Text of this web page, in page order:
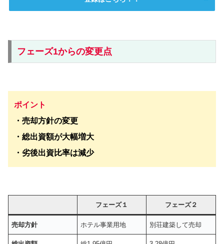
フェーズ1からの変更点
ポイント
・売却方針の変更
・総出資額が大幅増大
・劣後出資比率は減少
フェーズ１ フェーズ２
売却方針 ホテル事業用地 別荘建築して売却